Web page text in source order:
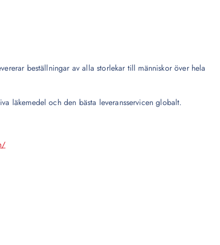
beställningar av alla storlekar till människor över hela
läkemedel och den bästa leveransservicen globalt.